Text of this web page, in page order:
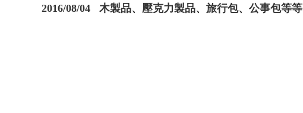
2016/08/04 木製品、壓克力製品、旅行包、公事包等等